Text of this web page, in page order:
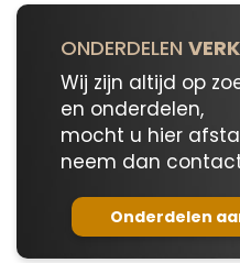
ONDERDELEN
Wij zijn altijd op
en onderdelen,
mocht u hier
neem dan
Onderdelen